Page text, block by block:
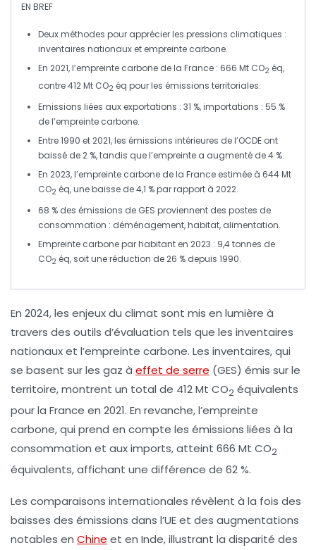
EN BREF
Deux méthodes pour apprécier les pressions climatiques :
inventaires nationaux et empreinte carbone.
En 2021, l’empreinte carbone de la France : 666 Mt CO2 éq,
contre 412 Mt CO2 éq pour les émissions territoriales.
Emissions liées aux exportations : 31 %, importations : 55 %
de l’empreinte carbone.
Entre 1990 et 2021, les émissions intérieures de l’OCDE ont
baissé de 2 %, tandis que l’empreinte a augmenté de 4 %.
En 2023, l’empreinte carbone de la France estimée à 644 Mt
CO2 éq, une baisse de 4,1 % par rapport à 2022.
68 % des émissions de GES proviennent des postes de
consommation : déménagement,habitat, alimentation.
Empreinte carbone par habitant en 2023 : 9,4 tonnes de
CO2 éq, soit une réduction de 26 % depuis 1990.
En 2024, les enjeux du climat sont mis en lumière à
travers des outils d’évaluation tels que les inventaires
nationauxet l’empreinte carbone. Les inventaires, qui
se basent sur les gaz à effet de serre (GES) émis sur le
territoire, montrent un total de 412 Mt CO2 équivalents
pour la France en 2021. En revanche, l’empreinte
carbone, qui prend en compte les émissions liées à la
consommation et aux imports, atteint 666 Mt CO2
équivalents, affichant une différence de 62 %.
Les comparaisons internationales révèlent à la fois des
baisses des émissions dans l’UE et des augmentations
notables en Chine et en Inde, illustrant la disparité des